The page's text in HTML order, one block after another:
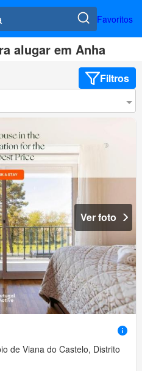
Favoritos
alugar em Anha
Filtros
Ver foto
de Viana do Castelo, Distrito